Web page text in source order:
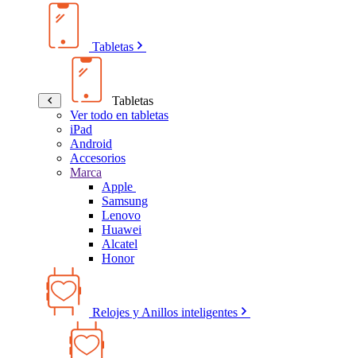
Tabletas
Tabletas
Ver todo en tabletas
iPad
Android
Accesorios
Marca
Apple
Samsung
Lenovo
Huawei
Alcatel
Honor
Relojes y Anillos inteligentes